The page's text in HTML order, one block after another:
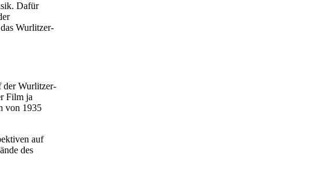
Dafür
Wurlitzer-
der Wurlitzer-
Film ja
von 1935
auf
des